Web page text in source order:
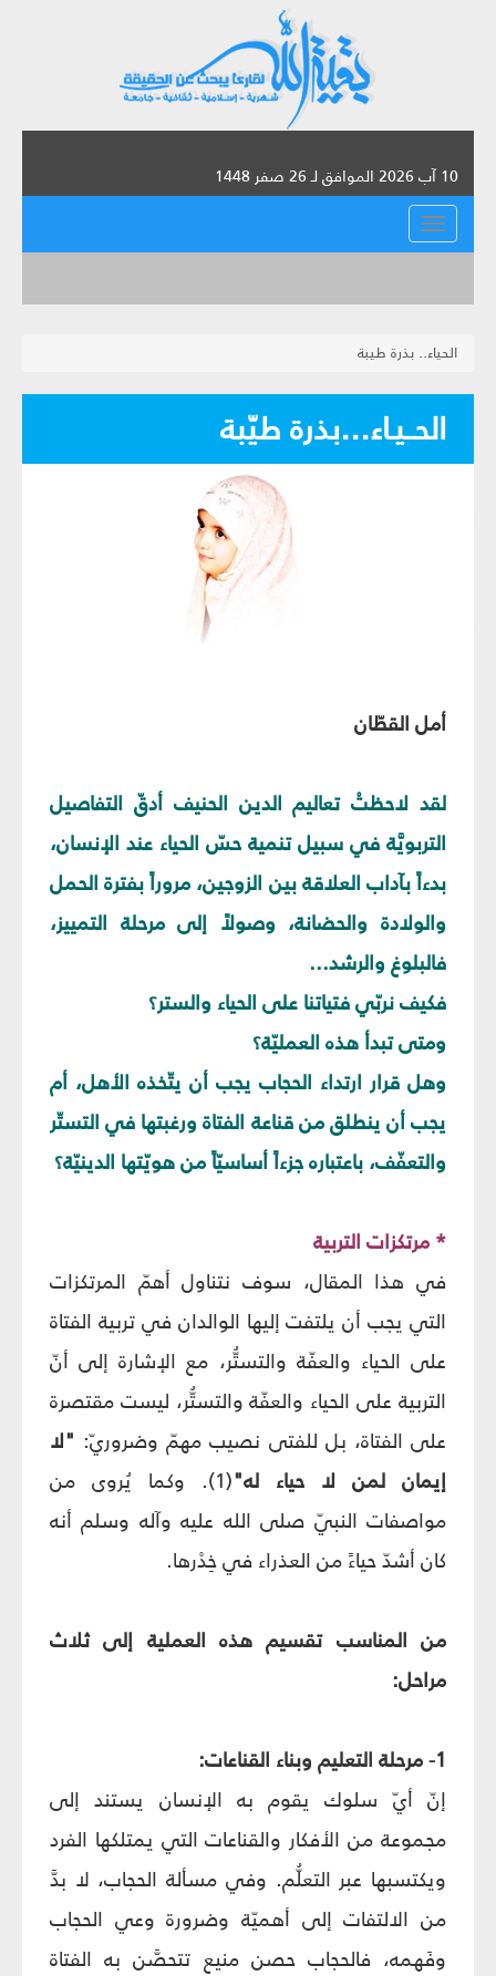
10 آب 2026 الموافق لـ 26 صفر 1448
القائمة
الحياء.. بذرة طيبة
الحــيـاء...بذرة طيّبة
أمل القطّان
لقد لاحظتْ تعاليم الدين الحنيف أدقّ التفاصيل
التربويَّة في سبيل تنمية حسّ الحياء عند الإنسان،
بدءاً بآداب العلاقة بين الزوجين، مروراً بفترة الحمل
والولادة والحضانة، وصولاً إلى مرحلة التمييز،
فالبلوغ والرشد...
فكيف نربّي فتياتنا على الحياء والستر؟
ومتى تبدأ هذه العمليّة؟
وهل قرار ارتداء الحجاب يجب أن يتّخذه الأهل، أم
يجب أن ينطلق من قناعة الفتاة ورغبتها في التستّر
والتعفّف، باعتباره جزءاً أساسيّاً من هويّتها الدينيّة؟
* مرتكزات التربية
في هذا المقال، سوف نتناول أهمّ المرتكزات
التي يجب أن يلتفت إليها الوالدان في تربية الفتاة
على الحياء والعفّة والتستُّر، مع الإشارة إلى أنّ
التربية على الحياء والعفّة والتستُّر، ليست مقتصرة
على الفتاة، بل للفتى نصيب مهمّ وضروريّ: "لا
إيمان لمن لا حياء له"
(1). وكما يُروى من
مواصفات النبيّ صلى الله عليه وآله وسلم أنه
كان أشدّ حياءً من العذراء في خِدْرها.
من المناسب تقسيم هذه العملية إلى ثلاث
مراحل:
1- مرحلة التعليم وبناء القناعات:
إنّ أيّ سلوك يقوم به الإنسان يستند إلى
مجموعة من الأفكار والقناعات التي يمتلكها الفرد
ويكتسبها عبر التعلُّم. وفي مسألة الحجاب، لا بدَّ
من الالتفات إلى أهميّة وضرورة وعي الحجاب
وفَهمه، فالحجاب حصن منيع تتحصَّن به الفتاة